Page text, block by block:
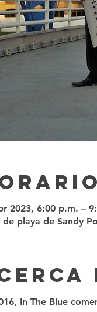
2023, 6:00 p.m. –
de playa de Sandy
In The Blue